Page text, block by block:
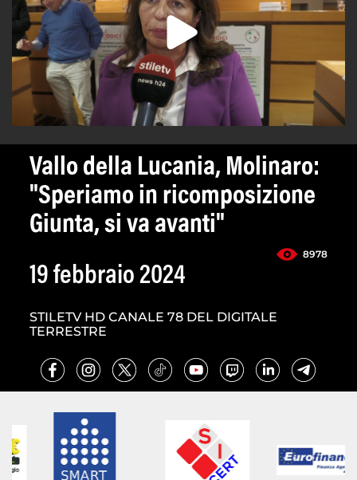
Vallo della Lucania, Molinaro:
"Speriamo in ricomposizione
Giunta, si va avanti"
8978
19 febbraio 2024
STILETV HD CANALE 78 DEL DIGITALE
TERRESTRE